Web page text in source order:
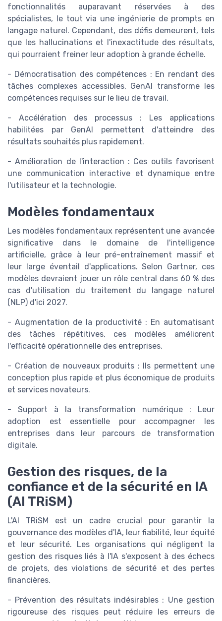
fonctionnalités auparavant réservées à des
spécialistes, le tout via une ingénierie de prompts en
langage naturel. Cependant, des défis demeurent, tels
que les hallucinations et l'inexactitude des résultats,
qui pourraient freiner leur adoption à grande échelle.
- Démocratisation des compétences : En rendant des
tâches complexes accessibles, GenAI transforme les
compétences requises sur le lieu de travail.
- Accélération des processus : Les applications
habilitées par GenAI permettent d'atteindre des
résultats souhaités plus rapidement.
- Amélioration de l'interaction : Ces outils favorisent
une communication interactive et dynamique entre
l'utilisateur et la technologie.
Modèles fondamentaux
Les modèles fondamentaux représentent une avancée
significative dans le domaine de l'intelligence
artificielle, grâce à leur pré-entraînement massif et
leur large éventail d'applications. Selon Gartner, ces
modèles devraient jouer un rôle central dans 60 % des
cas d'utilisation du traitement du langage naturel
(NLP) d'ici 2027.
- Augmentation de la productivité : En automatisant
des tâches répétitives, ces modèles améliorent
l'efficacité opérationnelle des entreprises.
- Création de nouveaux produits : Ils permettent une
conception plus rapide et plus économique de produits
et services novateurs.
- Support à la transformation numérique : Leur
adoption est essentielle pour accompagner les
entreprises dans leur parcours de transformation
digitale.
Gestion des risques, de la
confiance et de la sécurité en IA
(AI TRiSM)
L'AI TRiSM est un cadre crucial pour garantir la
gouvernance des modèles d'IA, leur fiabilité, leur équité
et leur sécurité. Les organisations qui négligent la
gestion des risques liés à l'IA s'exposent à des échecs
de projets, des violations de sécurité et des pertes
financières.
- Prévention des résultats indésirables : Une gestion
rigoureuse des risques peut réduire les erreurs de